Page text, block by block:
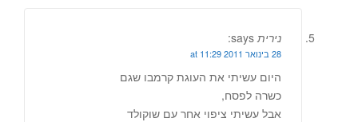
נירית says:
28 בינואר 2011 at 11:29
היום עשיתי את העוגת קרמבו שגם
כשרה לפסח,
אבל עשיתי ציפוי אחר עם שוקולד